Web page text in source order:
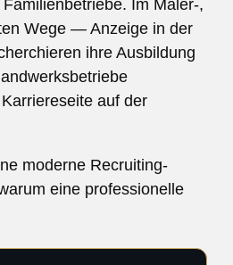
Im Maler-,
Wege — Anzeige in der
ihre Ausbildung
auf der
moderne Recruiting-
eine professionelle